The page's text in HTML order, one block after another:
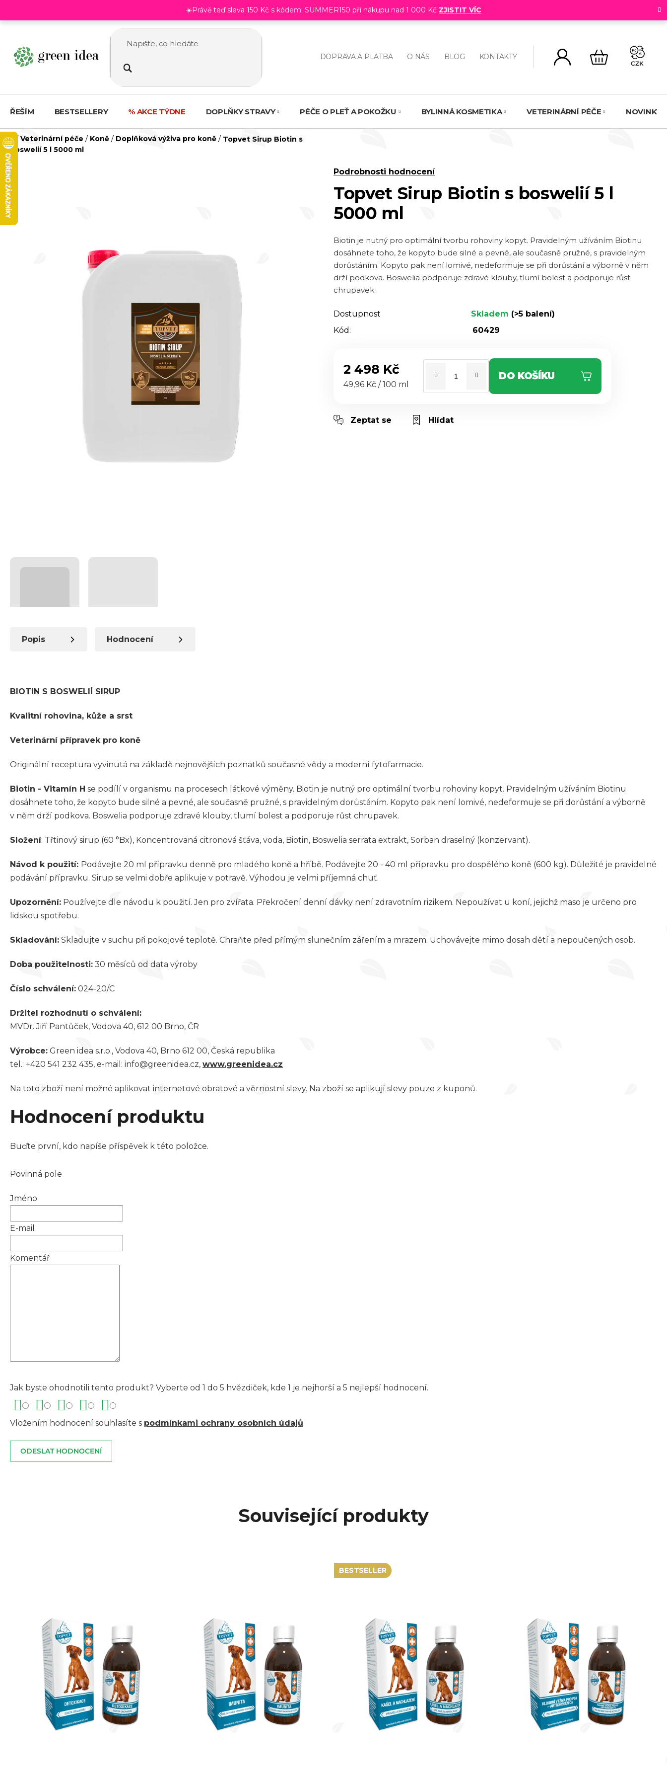
☀️Právě teď sleva 150 Kč s kódem: SUMMER150 při nákupu nad 1 000 Kč ZJISTIT VÍC
DOPRAVA A PLATBA O NÁS BLOG KONTAKTY
NÁKUPNÍ
KOŠÍK
CZK
ŘEŠÍM BESTSELLERY % AKCE TÝDNE DOPLŇKY STRAVY PÉČE O PLEŤ A POKOŽKU BYLINNÁ KOSMETIKA VETERINÁRNÍ PÉČE NOVINKY
Domů
/ Veterinární péče / Koně / Doplňková výživa pro koně / Topvet Sirup Biotin s
boswelií 5 l 5000 ml
Topvet Sirup Biotin s boswelií 5 l
5000 ml
Průměrné
produktu
je
z 5
hvězdiček.
Podrobnosti hodnocení
Biotin je nutný pro optimální tvorbu rohoviny kopyt. Pravidelným užíváním Biotinu
dosáhnete toho, že kopyto bude silné a pevné, ale současně pružné, s pravidelným
dorůstáním. Kopyto pak není lomivé, nedeformuje se při dorůstání a výborně v něm
drží podkova. Boswelia podporuje zdravé klouby, tlumí bolest a podporuje růst
chrupavek.
Dostupnost Skladem (>5 balení)
Kód:
60429
2 498 Kč
Měrná cena:
49,96 Kč / 100 ml
DO KOŠÍKU
Zeptat se Hlídat
Popis Hodnocení
BIOTIN S BOSWELIÍ SIRUP
Kvalitní rohovina, kůže a srst
Veterinární přípravek pro koně
Originální receptura vyvinutá na základě nejnovějších poznatků současné vědy a moderní fytofarmacie.
Biotin - Vitamín H se podílí v organismu na procesech látkové výměny. Biotin je nutný pro optimální tvorbu rohoviny kopyt. Pravidelným užíváním Biotinu
dosáhnete toho, že kopyto bude silné a pevné, ale současně pružné, s pravidelným dorůstáním. Kopyto pak není lomivé, nedeformuje se při dorůstání a výborně
v něm drží podkova. Boswelia podporuje zdravé klouby, tlumí bolest a podporuje růst chrupavek.
Složení: Třtinový sirup (60 °Bx), Koncentrovaná citronová šťáva, voda, Biotin, Boswelia serrata extrakt, Sorban draselný (konzervant).
Návod k použití: Podávejte 20 ml přípravku denně pro mladého koně a hříbě. Podávejte 20 - 40 ml přípravku pro dospělého koně (600 kg). Důležité je pravidelné
podávání přípravku. Sirup se velmi dobře aplikuje v potravě. Výhodou je velmi příjemná chuť.
Upozornění: Používejte dle návodu k použití. Jen pro zvířata. Překročení denní dávky není zdravotním rizikem. Nepoužívat u koní, jejichž maso je určeno pro
lidskou spotřebu.
Skladování: Skladujte v suchu při pokojové teplotě. Chraňte před přímým slunečním zářením a mrazem. Uchovávejte mimo dosah dětí a nepoučených osob.
Doba použitelnosti: 30 měsíců od data výroby
Číslo schválení: 024-20/C
Držitel rozhodnutí o schválení:
MVDr. Jiří Pantůček, Vodova 40, 612 00 Brno, ČR
Výrobce: Green idea s.r.o., Vodova 40, Brno 612 00, Česká republika
tel.: +420 541 232 435, e-mail: info@greenidea.cz, www.greenidea.cz
Na toto zboží není možné aplikovat internetové obratové a věrnostní slevy. Na zboží se aplikují slevy pouze z kuponů.
Hodnocení produktu
Buďte první, kdo napíše příspěvek k této položce.
Povinná pole
Jméno
E-mail
Komentář
Jak byste ohodnotili tento produkt? Vyberte od 1 do 5 hvězdiček, kde 1 je nejhorší a 5 nejlepší hodnocení.
Vložením hodnocení souhlasíte s podmínkami ochrany osobních údajů
ODESLAT HODNOCENÍ
Související produkty
BESTSELLER